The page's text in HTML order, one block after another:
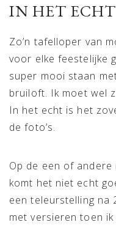
IN HET
Zo’n tafelloper van
voor elke feestelijke
super mooi staan
bruiloft. Ik moet wel
In het echt is het
de foto’s.
Op de een of
komt het niet echt
een teleurstelling na
met versieren toen